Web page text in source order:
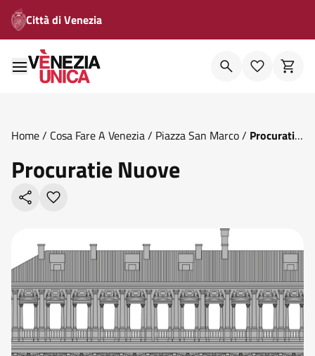
Città di Venezia
Home/ Cosa Fare A Venezia/ Piazza San Marco/ Procuratie
Procuratie Nuove